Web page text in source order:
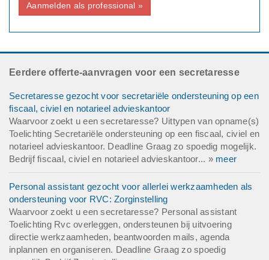
Aanmelden als professional »
Eerdere offerte-aanvragen voor een secretaresse
Secretaresse gezocht voor secretariële ondersteuning op een
fiscaal, civiel en notarieel advieskantoor
Waarvoor zoekt u een secretaresse? Uittypen van opname(s)
Toelichting Secretariële ondersteuning op een fiscaal, civiel en
notarieel advieskantoor. Deadline Graag zo spoedig mogelijk.
Bedrijf fiscaal, civiel en notarieel advieskantoor... » meer
Personal assistant gezocht voor allerlei werkzaamheden als
ondersteuning voor RVC: Zorginstelling
Waarvoor zoekt u een secretaresse? Personal assistant
Toelichting Rvc overleggen, ondersteunen bij uitvoering
directie werkzaamheden, beantwoorden mails, agenda
inplannen en organiseren. Deadline Graag zo spoedig